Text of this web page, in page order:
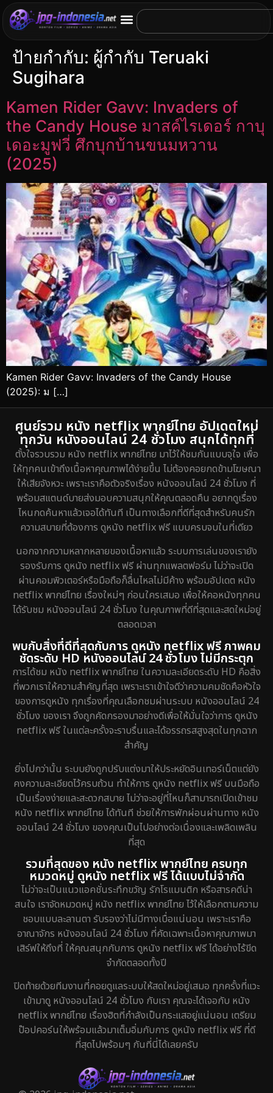
ป้ายกำกับ: ผู้กำกับ Teruaki
Sugihara
Kamen Rider Gavv: Invaders of
the Candy House มาสค์ไรเดอร์ กาบุ
เดอะมูฟวี่ ศึกบุกบ้านขนมหวาน
(2025)
Kamen Rider Gavv: Invaders of the Candy House
(2025): ม […]
ศูนย์รวม หนัง netflix พากย์ไทย อัปเดตใหม่
ทุกวัน หนังออนไลน์ 24 ชั่วโมง สนุกได้ทุกที่
ตั้งใจรวบรวม หนัง netflix พากย์ไทย มาไว้ให้ชมกันแบบจุใจ เพื่อ
ให้ทุกคนเข้าถึงเนื้อหาคุณภาพได้ง่ายขึ้น ไม่ต้องคอยกดข้ามโฆษณา
ให้เสียจังหวะ เพราะเราคือตัวจริงเรื่อง หนังออนไลน์ 24 ชั่วโมง ที่
พร้อมสแตนด์บายส่งมอบความสนุกให้คุณตลอดคืน อยากดูเรื่อง
ไหนกดค้นหาแล้วเจอได้ทันที เป็นทางเลือกที่ดีที่สุดสำหรับคนรัก
ความสบายที่ต้องการ ดูหนัง netflix ฟรี แบบครบจบในที่เดียว
นอกจากความหลากหลายของเนื้อหาแล้ว ระบบการเล่นของเรายัง
รองรับการ ดูหนัง netflix ฟรี ผ่านทุกแพลตฟอร์ม ไม่ว่าจะเปิด
ผ่านคอมพิวเตอร์หรือมือถือก็ลื่นไหลไม่มีค้าง พร้อมอัปเดต หนัง
netflix พากย์ไทย เรื่องใหม่ๆ ก่อนใครเสมอ เพื่อให้คอหนังทุกคน
ได้รับชม หนังออนไลน์ 24 ชั่วโมง ในคุณภาพที่ดีที่สุดและสดใหม่อยู่
ตลอดเวลา
พบกับสิ่งที่ดีที่สุดกับการ ดูหนัง netflix ฟรี ภาพคม
ชัดระดับ HD หนังออนไลน์ 24 ชั่วโมง ไม่มีกระตุก
การได้ชม หนัง netflix พากย์ไทย ในความละเอียดระดับ HD คือสิ่ง
ที่พวกเราให้ความสำคัญที่สุด เพราะเราเข้าใจดีว่าความคมชัดคือหัวใจ
ของการดูหนัง ทุกเรื่องที่คุณเลือกชมผ่านระบบ หนังออนไลน์ 24
ชั่วโมง ของเรา จึงถูกคัดกรองมาอย่างดีเพื่อให้มั่นใจว่าการ ดูหนัง
netflix ฟรี ในแต่ละครั้งจะราบรื่นและได้อรรถรสสูงสุดในทุกฉาก
สำคัญ
ยิ่งไปกว่านั้น ระบบยังถูกปรับแต่งมาให้ประหยัดอินเทอร์เน็ตแต่ยัง
คงความละเอียดไว้ครบถ้วน ทำให้การ ดูหนัง netflix ฟรี บนมือถือ
เป็นเรื่องง่ายและสะดวกสบาย ไม่ว่าจะอยู่ที่ไหนก็สามารถเปิดเข้าชม
หนัง netflix พากย์ไทย ได้ทันที ช่วยให้การพักผ่อนผ่านทาง หนัง
ออนไลน์ 24 ชั่วโมง ของคุณเป็นไปอย่างต่อเนื่องและเพลิดเพลิน
ที่สุด
รวมที่สุดของ หนัง netflix พากย์ไทย ครบทุก
หมวดหมู่ ดูหนัง netflix ฟรี ได้แบบไม่จำกัด
ไม่ว่าจะเป็นแนวแอคชั่นระทึกขวัญ รักโรแมนติก หรือสารคดีน่า
สนใจ เราจัดหมวดหมู่ หนัง netflix พากย์ไทย ไว้ให้เลือกตามความ
ชอบแบบละลานตา รับรองว่าไม่มีทางเบื่อแน่นอน เพราะเราคือ
อาณาจักร หนังออนไลน์ 24 ชั่วโมง ที่คัดเฉพาะเนื้อหาคุณภาพมา
เสิร์ฟให้ถึงที่ ให้คุณสนุกกับการ ดูหนัง netflix ฟรี ได้อย่างไร้ขีด
จำกัดตลอดทั้งปี
ปิดท้ายด้วยทีมงานที่คอยดูแลระบบให้สดใหม่อยู่เสมอ ทุกครั้งที่แวะ
เข้ามาดู หนังออนไลน์ 24 ชั่วโมง กับเรา คุณจะได้เจอกับ หนัง
netflix พากย์ไทย เรื่องฮิตที่กำลังเป็นกระแสอยู่แน่นอน เตรียม
ป๊อปคอร์นให้พร้อมแล้วมาเต็มอิ่มกับการ ดูหนัง netflix ฟรี ที่ดี
ที่สุดไปพร้อมๆ กันที่นี่ได้เลยครับ